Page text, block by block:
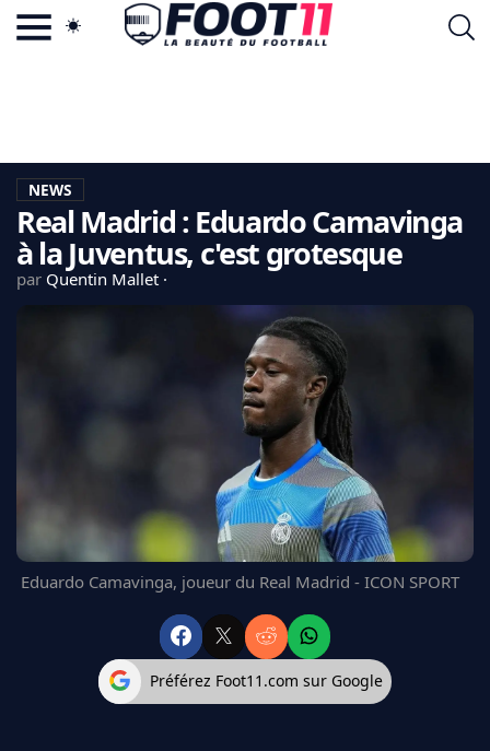
LA CHARTE
VIE PRIVÉE
CGU
CONTACTEZ-NOUS
MANCHESTER UNITED
CHELSEA
ARSENAL
L'AVIS DE LA RÉDAC'
NEWS
Real Madrid : Eduardo Camavinga
à la Juventus, c'est grotesque
par Quentin Mallet
Eduardo Camavinga, joueur du Real Madrid - ICON SPORT
Préférez Foot11.com sur Google